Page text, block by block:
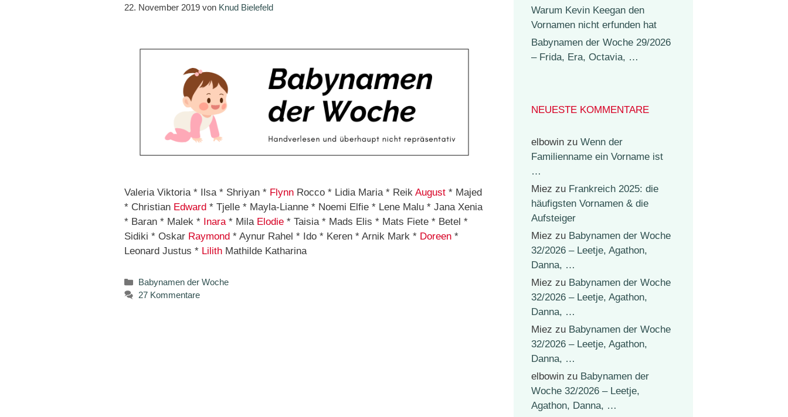
22. November 2019 von Knud Bielefeld
Valeria Viktoria * Ilsa * Shriyan * Flynn Rocco * Lidia Maria * Reik August * Majed
* Christian Edward * Tjelle * Mayla-Lianne * Noemi Elfie * Lene Malu * Jana Xenia
* Baran * Malek * Inara* Mila Elodie * Taisia * Mads Elis * Mats Fiete * Betel *
Sidiki * Oskar Raymond * Aynur Rahel * Ido * Keren * Arnik Mark * Doreen *
Leonard Justus * Lilith Mathilde Katharina
Kategorien
Babynamen der Woche
27 Kommentare
Warum Kevin Keegan den
Vornamen nicht erfunden hat
Babynamen der Woche 29/2026
– Frida, Era, Octavia, …
NEUESTE KOMMENTARE
elbowin zu Wenn der
Familienname ein Vorname ist
…
Miez zu Frankreich 2025: die
häufigsten Vornamen & die
Aufsteiger
Miez zu Babynamen der Woche
32/2026 – Leetje, Agathon,
Danna, …
Miez zu Babynamen der Woche
32/2026 – Leetje, Agathon,
Danna, …
Miez zu Babynamen der Woche
32/2026 – Leetje, Agathon,
Danna, …
elbowin zu Babynamen der
Woche 32/2026 – Leetje,
Agathon, Danna, …